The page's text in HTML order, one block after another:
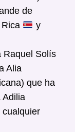
de
y
Raquel Solís
Alia
que ha
Adilia
cualquier